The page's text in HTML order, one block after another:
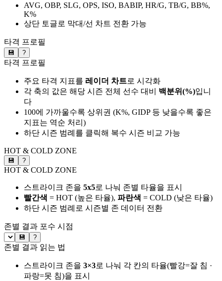
AVG, OBP, SLG, OPS, ISO, BABIP, HR/G, TB/G, BB%,
K%
상단 토글로 막대/선 차트 전환 가능
타격 프로필
💾 ?
타격 프로필
주요 타격 지표를 레이더 차트로 시각화
각 축의 값은 해당 시즌 전체 선수 대비 백분위(%)입니
다
100에 가까울수록 상위권 (K%, GIDP 등 낮을수록 좋은
지표는 역순 처리)
하단 시즌 범례를 클릭해 복수 시즌 비교 가능
HOT & COLD ZONE
💾 ?
HOT & COLD ZONE
스트라이크 존을 5x5로 나눠 존별 타율을 표시
빨간색 = HOT (높은 타율), 파란색 = COLD (낮은 타율)
하단 시즌 범례로 시즌별 존 데이터 전환
존별 결과 포수 시점
💾 ?
존별 결과 읽는 법
스트라이크 존을 3×3로 나눠 각 칸의 타율(빨강=잘 침 ·
파랑=못 침)을 표시